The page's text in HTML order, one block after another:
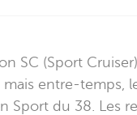
SC (Sport
entre-temps,
Sport du 38. Les